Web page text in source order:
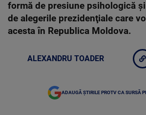
formă de presiune psihologică
de alegerile prezidenţiale care
acesta în Republica Moldova.
ALEXANDRU TOADER
ADAUGĂ ȘTIRILE PROTV CA SURSĂ